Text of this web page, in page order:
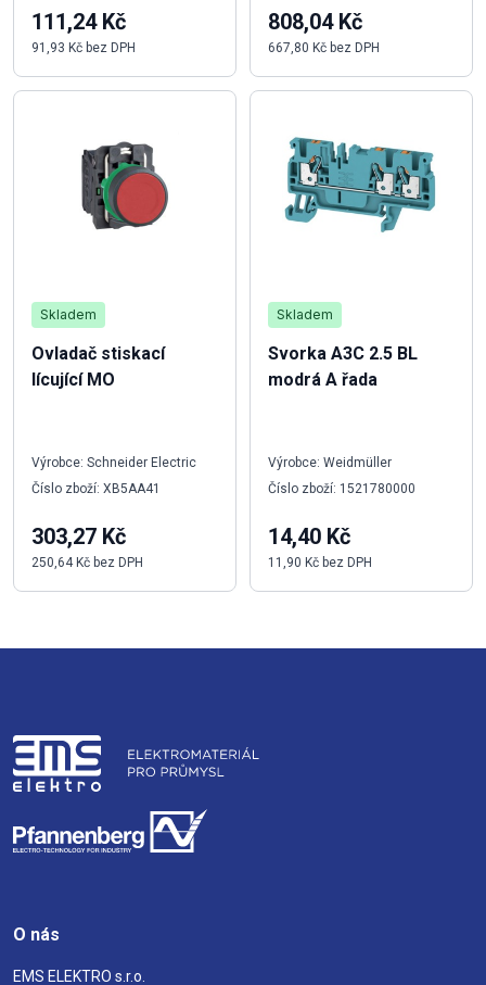
111,24 Kč
91,93 Kč bez DPH
Skladem
Ovladač stiskací
lícující MO
Výrobce: Schneider Electric
Číslo zboží: XB5AA41
303,27 Kč
250,64 Kč bez DPH
808,04 Kč
667,80 Kč bez DPH
Skladem
Svorka A3C 2.5 BL
modrá A řada
Výrobce: Weidmüller
Číslo zboží: 1521780000
14,40 Kč
11,90 Kč bez DPH
O nás
EMS ELEKTRO s.r.o.